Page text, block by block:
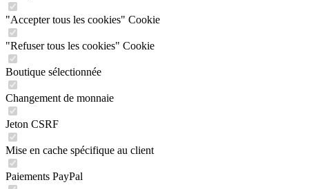
"Accepter tous les cookies" Cookie
"Refuser tous les cookies" Cookie
Boutique sélectionnée
Changement de monnaie
Jeton CSRF
Mise en cache spécifique au client
Paiements PayPal